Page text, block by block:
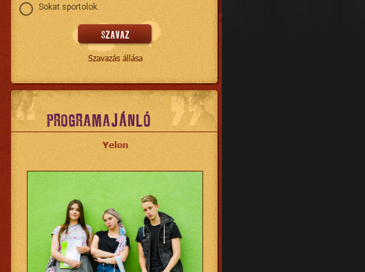
Sokat sportolok.
Szavazás állása
PROGRAMAJÁNLÓ
Yelon